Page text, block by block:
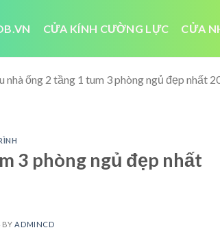
CỬA KÍNH CƯỜNG LỰC CỬA
nhà ống 2 tầng 1 tum 3 phòng ngủ đẹp nhất
3 phòng ngủ đẹp nhất
BYADMINCD